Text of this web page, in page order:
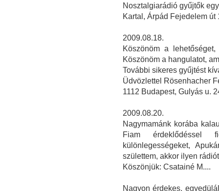
Nosztalgiarádió gyűjtők
Kartal, Árpád Fejedelem út
2009.08.18.
Köszönöm a
Köszönöm a hangulatot,
További sikeres gyűjtést
Üdvözlettel Rösenhacher
1112 Budapest, Gulyás u.
2009.08.20.
Nagymamánk korába
Fiam
különlegességeket,
születtem, akkor ilyen
Köszönjük: Csatainé M....
Nagyon érdekes,